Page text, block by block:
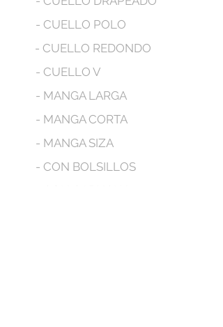
- CUELLO POLO
- CUELLO REDONDO
- CUELLO V
- MANGA LARGA
- MANGA CORTA
- MANGA SIZA
- CON BOLSILLOS